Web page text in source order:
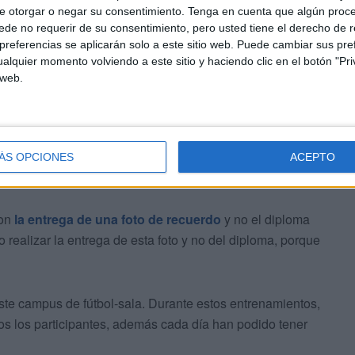
otorgar o negar su consentimiento. Tenga en cuenta que algún
no requerir de su consentimiento, pero usted tiene el derecho de
se aplicarán solo a este sitio web. Puede cambiar sus
momento volviendo a este sitio y haciendo clic en el botón
OPCIONES ACEPTO
espera que para el siguiente vuelva a ver otro
de la ciudad.
la entrega de una foto de recuerdo y no el diploma
la entrega de esta foto y no del diploma, porque
campus de fútbol-sala. Durante estos entrenamientos,
los participantes, además cada día han podido tener